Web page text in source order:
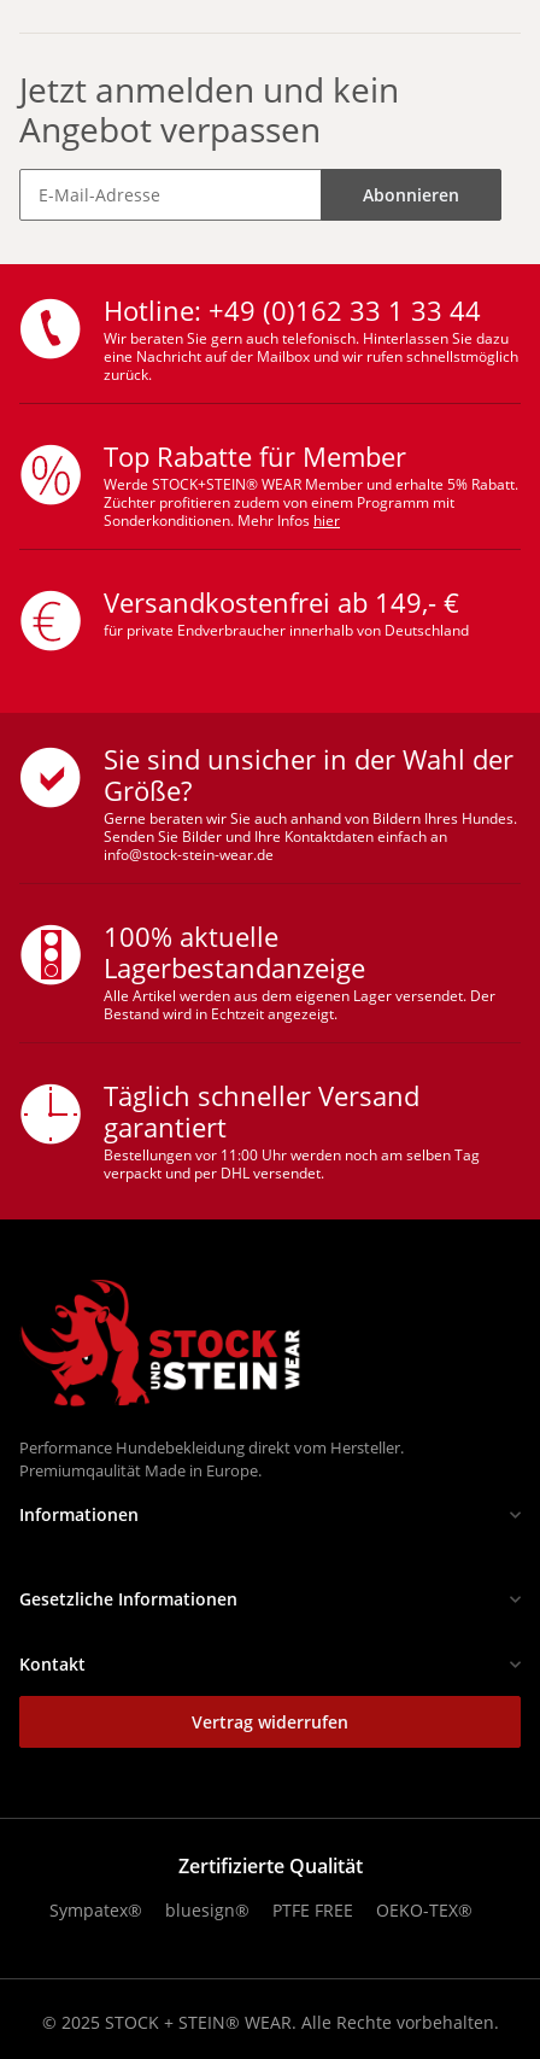
Jetzt anmelden und kein
Angebot verpassen
Abonnieren
Hotline: +49 (0)162 33 1 33 44
Wir beraten Sie gern auch telefonisch. Hinterlassen Sie dazu
eine Nachricht auf der Mailbox und wir rufen schnellstmöglich
zurück.
Top Rabatte für Member
Werde STOCK+STEIN® WEAR Member und erhalte 5% Rabatt.
Züchter profitieren zudem von einem Programm mit
Sonderkonditionen. Mehr Infos hier
Versandkostenfrei ab 149,- €
für private Endverbraucher innerhalb von Deutschland
Sie sind unsicher in der Wahl der
Größe?
Gerne beraten wir Sie auch anhand von Bildern Ihres Hundes.
Senden Sie Bilder und Ihre Kontaktdaten einfach an
info@stock-stein-wear.de
100% aktuelle
Lagerbestandanzeige
Alle Artikel werden aus dem eigenen Lager versendet. Der
Bestand wird in Echtzeit angezeigt.
Täglich schneller Versand
garantiert
Bestellungen vor 11:00 Uhr werden noch am selben Tag
verpackt und per DHL versendet.
Performance Hundebekleidung direkt vom Hersteller.
Premiumqaulität Made in Europe.
Informationen
Gesetzliche Informationen
Kontakt
Vertrag widerrufen
Zertifizierte Qualität
Sympatex® bluesign® PTFE FREE OEKO-TEX®
© 2025 STOCK + STEIN® WEAR. Alle Rechte vorbehalten.